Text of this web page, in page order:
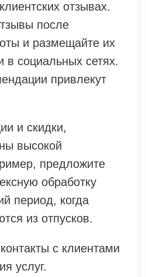
отзывах.
после
и размещайте их
в социальных сетях.
привлекут
и скидки,
высокой
предложите
обработку
период, когда
из отпусков.
с клиентами
услуг.